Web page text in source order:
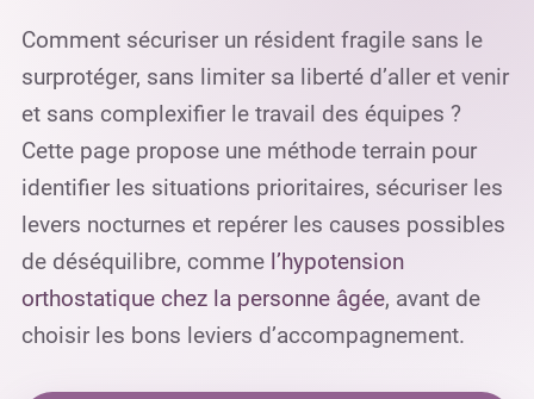
Comment sécuriser un résident fragile sans le
surprotéger, sans limiter sa liberté d’aller et venir
et sans complexifier le travail des équipes ?
Cette page propose une méthode terrain pour
identifier les situations prioritaires, sécuriser les
levers nocturnes et repérer les causes possibles
de déséquilibre, comme l’hypotension
orthostatique chez la personne âgée, avant de
choisir les bons leviers d’accompagnement.